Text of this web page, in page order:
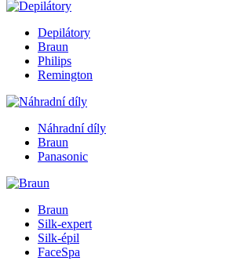
Depilátory
Braun
Philips
Remington
Náhradní díly
Braun
Panasonic
Braun
Silk-expert
Silk-épil
FaceSpa